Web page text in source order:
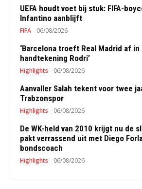
UEFA houdt voet bij stuk: FIFA-
Infantino aanblijft
FIFA 06/08/2026
‘Barcelona troeft Real Madrid af
handtekening Rodri’
Highlights 06/08/2026
Aanvaller Salah tekent voor twee
Trabzonspor
Highlights 06/08/2026
De WK-held van 2010 krijgt nu de
pakt verrassend uit met Diego
bondscoach
Highlights 06/08/2026